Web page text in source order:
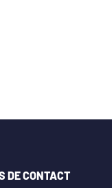
DE CONTACT